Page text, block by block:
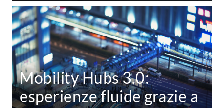
Mobility Hubs 3.0:
esperienze fluide grazie a